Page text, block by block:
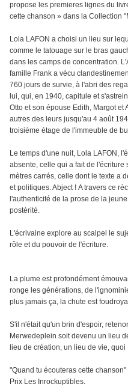
propose les premieres lignes du
cette chanson » dans la Collection
Lola LAFON a choisi un lieu sur
comme le tatouage sur le bras
dans les camps de concentration.
famille Frank a vécu
760 jours de survie, à l'abri des
lui, qui, en 1940, capitule et
Otto et son épouse Edith, Margot
autres des leurs jusqu'au 4 août
troisième étage de l'immeuble de
Le temps d'une nuit, Lola LAFON,
absente, celle qui a fait de
mètres carrés, celle dont le texte a
et politiques. Abject ! A travers ce
l'authenticité de la prose de la
postérité.
L'écrivaine explore au scalpel le
rôle et du pouvoir de l'écriture.
La plume est profondément
ronge les générations, de
plus jamais ça, la chute est
S'il n'était qu'un brin d'espoir,
Merwedeplein soit devenu un lieu
lieu de création, un lieu de vie, quoi
"Quand tu écouteras cette
Prix Les Inrockuptibles.